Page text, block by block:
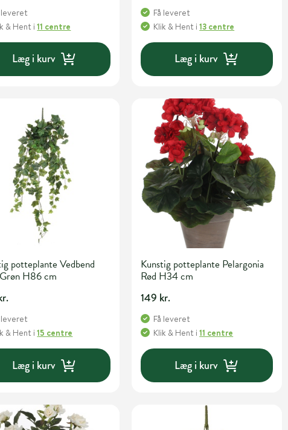
leveret
& Hent i11 centre
Læg i kurv
Få leveret
Klik & Hent i13 centre
Læg i kurv
potteplante Vedbend
H86 cm
leveret
& Hent i15 centre
Læg i kurv
Kunstig potteplante Pelargonia
Rød H34 cm
149 kr.
Få leveret
Klik & Hent i11 centre
Læg i kurv